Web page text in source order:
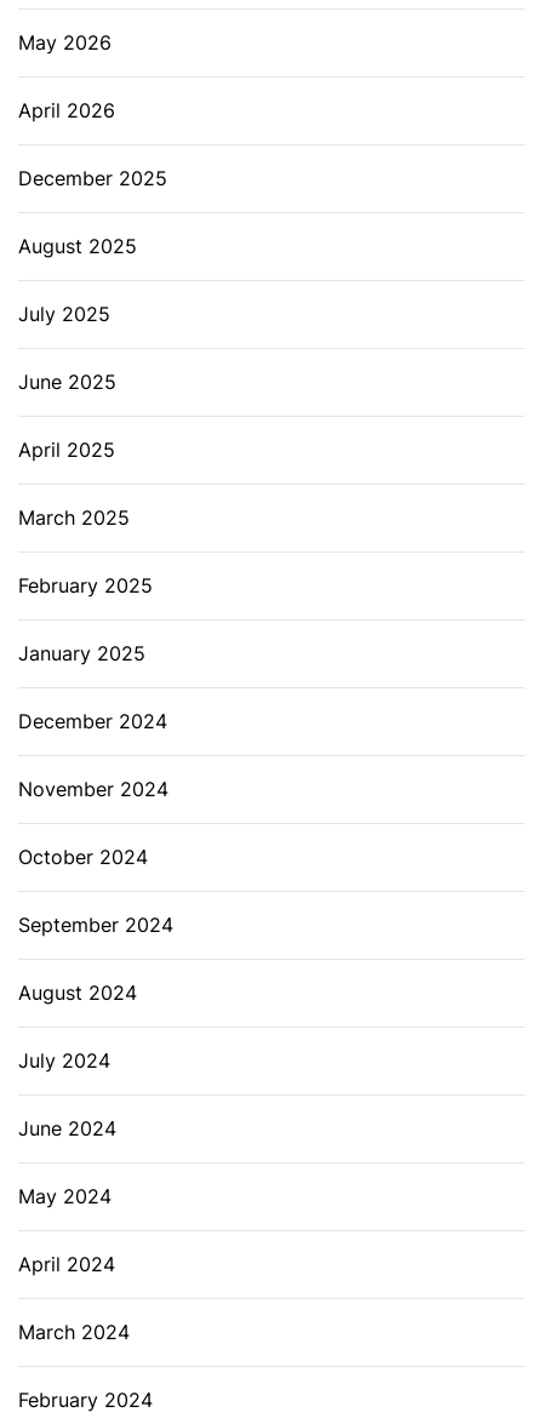
May 2026
April 2026
December 2025
August 2025
July 2025
June 2025
April 2025
March 2025
February 2025
January 2025
December 2024
November 2024
October 2024
September 2024
August 2024
July 2024
June 2024
May 2024
April 2024
March 2024
February 2024